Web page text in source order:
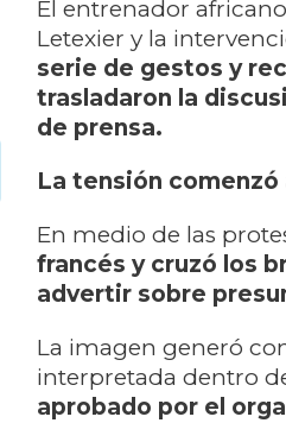
El entrenador
Letexier y la
serie de gestos y
trasladaron la
de prensa.
La tensión
En medio de las
francés y cruzó los
advertir sobre
La imagen generó
interpretada dentro
aprobado por el